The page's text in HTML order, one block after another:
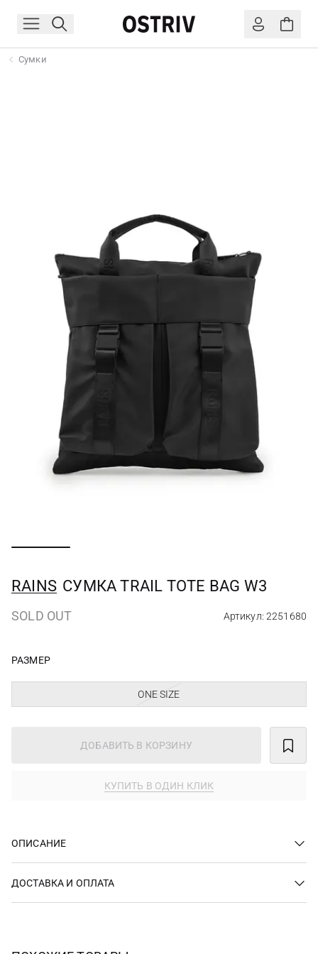
Сумки
RAINS СУМКА TRAIL TOTE BAG W3
SOLD OUT Артикул: 2251680
РАЗМЕР
ONE SIZE
ДОБАВИТЬ В КОРЗИНУ
КУПИТЬ В ОДИН КЛИК
ОПИСАНИЕ
ДОСТАВКА И ОПЛАТА